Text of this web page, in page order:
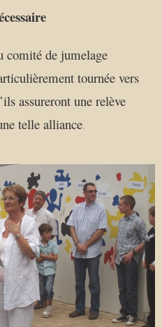
comité de jumelage
tournée vers
assureront une relève
telle alliance.